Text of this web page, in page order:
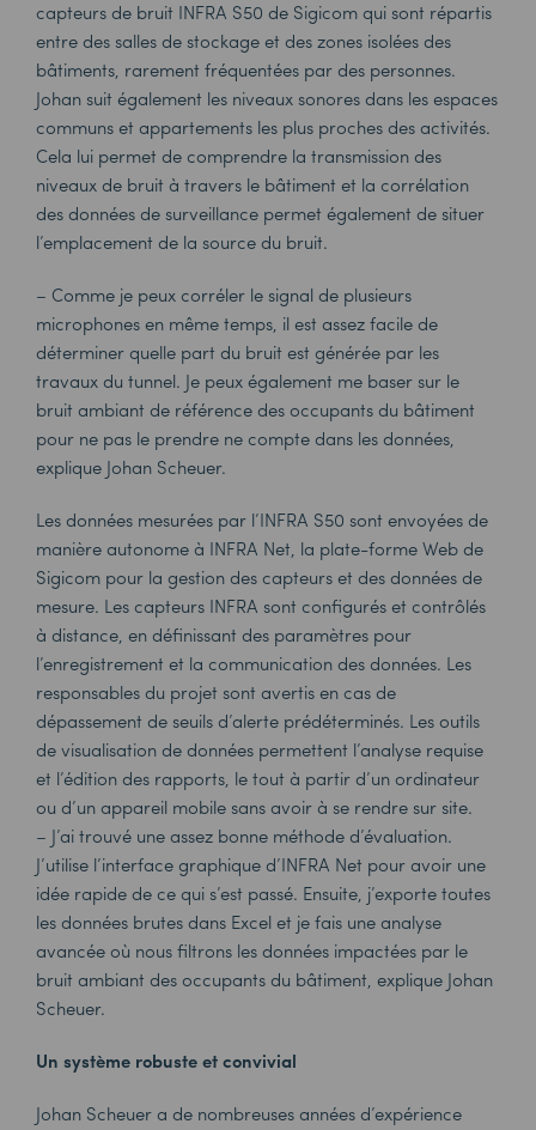
capteurs de bruit INFRA S50 de Sigicom qui sont répartis
entre des salles de stockage et des zones isolées des
bâtiments, rarement fréquentées par des personnes.
Johan suit également les niveaux sonores dans les espaces
communs et appartements les plus proches des activités.
Cela lui permet de comprendre la transmission des
niveaux de bruit à travers le bâtiment et la corrélation
des données de surveillance permet également de situer
l’emplacement de la source du bruit.
– Comme je peux corréler le signal de plusieurs
microphones en même temps, il est assez facile de
déterminer quelle part du bruit est générée par les
travaux du tunnel. Je peux également me baser sur le
bruit ambiant de référence des occupants du bâtiment
pour ne pas le prendre ne compte dans les données,
explique Johan Scheuer.
Les données mesurées par l’INFRA S50 sont envoyées de
manière autonome à INFRA Net, la plate-forme Web de
Sigicom pour la gestion des capteurs et des données de
mesure. Les capteurs INFRA sont configurés et contrôlés
à distance, en définissant des paramètres pour
l’enregistrement et la communication des données. Les
responsables du projet sont avertis en cas de
dépassement de seuils d’alerte prédéterminés. Les outils
de visualisation de données permettent l’analyse requise
et l’édition des rapports, le tout à partir d’un ordinateur
ou d’un appareil mobile sans avoir à se rendre sur site.
– J’ai trouvé une assez bonne méthode d’évaluation.
J’utilise l’interface graphique d’INFRA Net pour avoir une
idée rapide de ce qui s’est passé. Ensuite, j’exporte toutes
les données brutes dans Excel et je fais une analyse
avancée où nous filtrons les données impactées par le
bruit ambiant des occupants du bâtiment, explique Johan
Scheuer.
Un système robuste et convivial
Johan Scheuer a de nombreuses années d’expérience